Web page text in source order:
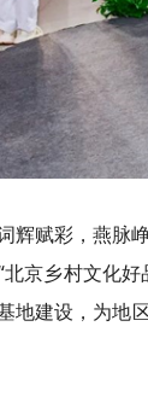
辉赋彩，燕脉
京乡村文化
地建设，为地